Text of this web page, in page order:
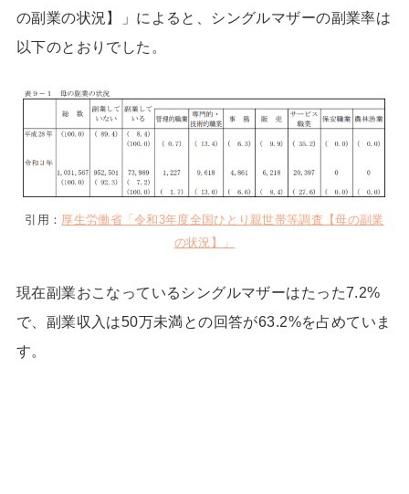
の副業の状況】」によると、シングルマザーの副業率は
以下のとおりでした。
引用： 厚生労働省「令和3年度全国ひとり親世帯等調査【母の副業
の状況】」
現在副業おこなっているシングルマザーはたった7.2%
で、副業収入は50万未満との回答が63.2%を占めていま
す。